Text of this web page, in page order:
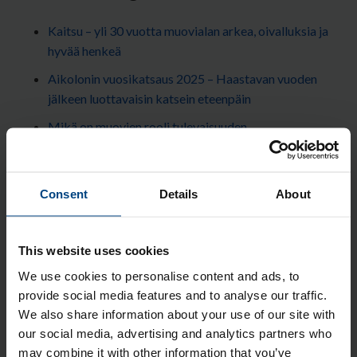
Consent Details About
This website uses cookies
We use cookies to personalise content and ads, to
provide social media features and to analyse our traffic.
We also share information about your use of our site with
our social media, advertising and analytics partners who
may combine it with other information that you’ve
Kaitsu – yli 30 vuotta muovialan arkea, oivalluksia ja
hyvää henkeä
Aikolonin vuosikatsaus 2025 – Haastavan vuoden
jälkeen luottavaisin katsein eteenpäin
Mikä on muovien rooli tulevaisuuden
Mittatarkat muovimateriaalit: POM, PA ja PET
Aiheet
Materiaaliesittely
Aikolonin henkilökunnan esittely (44)
Vain muovi elämää...(44)